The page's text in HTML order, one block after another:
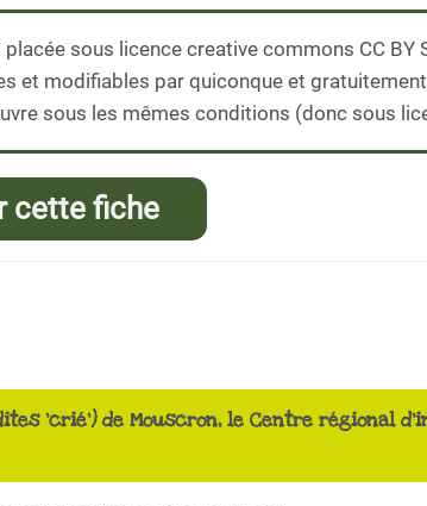
sous licence creative commons CC
et modifiables par quiconque et
sous les mêmes conditions (donc sous
cette fiche
'crié') de Mouscron, le Centre régional